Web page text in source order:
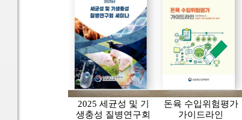
2025 세균성 및 기
생충성 질병연구회
돈육 수입위험평가
가이드라인